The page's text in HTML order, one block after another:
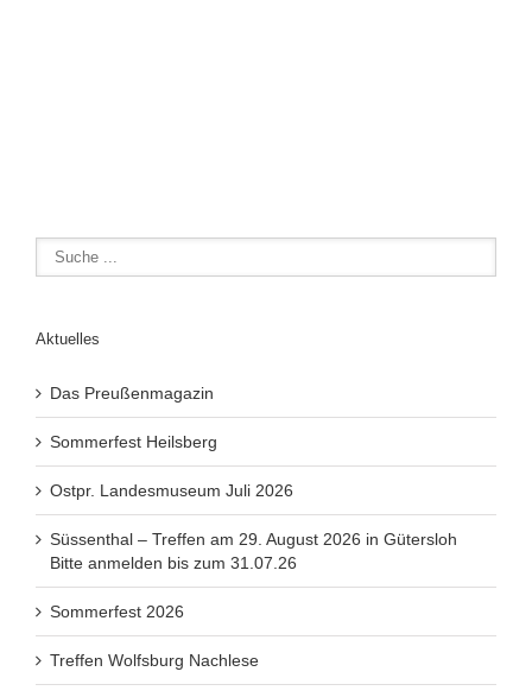
Aktuelles
Das Preußenmagazin
Sommerfest Heilsberg
Ostpr. Landesmuseum Juli 2026
Süssenthal – Treffen am 29. August 2026 in Gütersloh
Bitte anmelden bis zum 31.07.26
Sommerfest 2026
Treffen Wolfsburg Nachlese